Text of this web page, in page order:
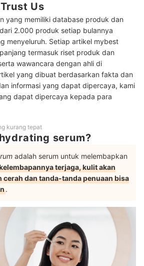
Anda! Cari kandungan sesuai jenis kulit
dengan bahan aktif untuk
Terbaik
skincare untuk kulit kering lainnya di sini
Us
yang memiliki database produk dan
2.000 produk setiap bulannya
menyeluruh. Setiap artikel mybest
termasuk riset produk dan
wawancara dengan ahli di
yang dibuat berdasarkan fakta dan
informasi yang dapat dipercaya, kami
dapat dipercaya kepada para
kurang tepat
serum?
adalah serum untuk melembapkan
terjaga, kulit akan
cerah dan tanda-tanda penuaan bisa
.